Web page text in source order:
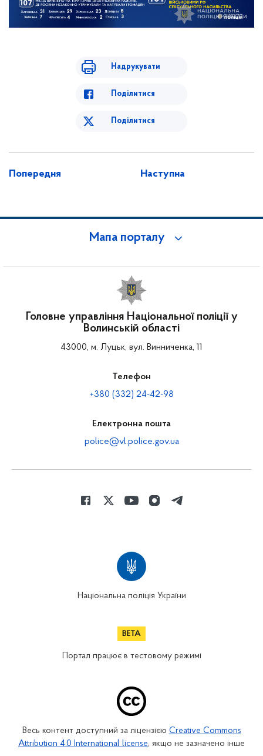
Надрукувати
Поділитися
Поділитися
Попередня Наступна
Мапа порталу
Головне управління Національної поліції у
Волинській області
43000, м. Луцьк, вул. Винниченка, 11
Телефон
+380 (332) 24-42-98
Електронна пошта
police@vl.police.gov.ua
Національна поліція України
Портал працює в тестовому режимі
Весь контент доступний за ліцензією Creative Commons
Attribution 4.0 International license, якщо не зазначено інше